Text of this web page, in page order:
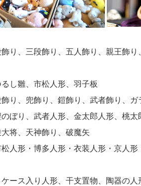
飾り、三段飾り、五人飾り、親王飾
し雛、市松人形、羽子板
り、兜飾り、鎧飾り、武者飾り、ガ
のぼり、武者人形、金太郎人形、桃
将、天神飾り、破魔矢
松人形・博多人形・衣装人形・京人
ケース入り人形、干支置物、陶器の